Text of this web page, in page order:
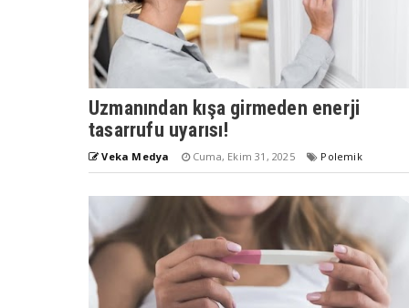
Uzmanından kışa girmeden enerji
tasarrufu uyarısı!
Veka Medya Cuma, Ekim 31, 2025 Polemik